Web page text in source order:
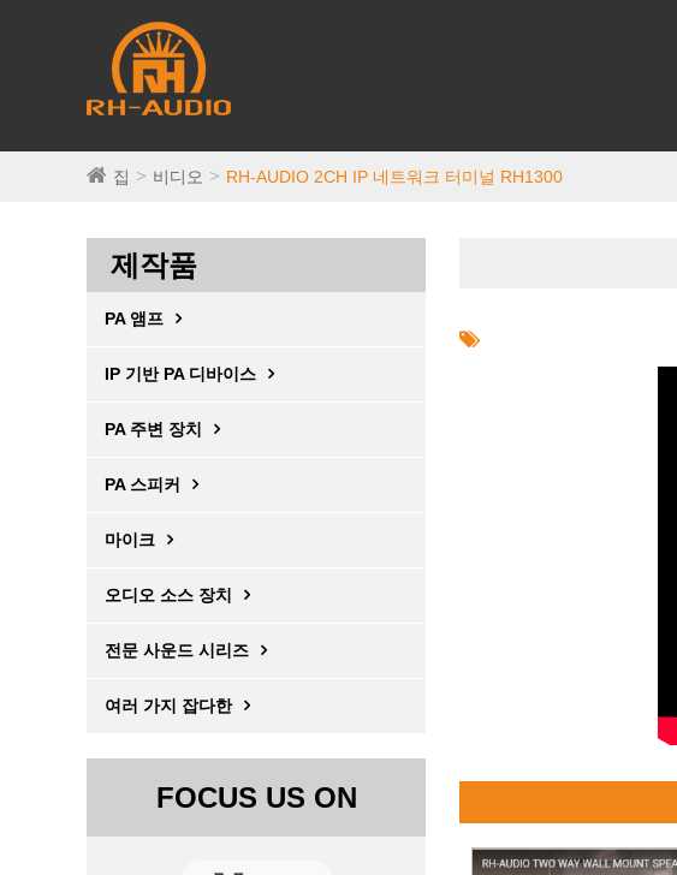
집 비디오 RH-AUDIO 2CH IP 네트워크 터미널 RH1300
제작품
PA 앰프
IP 기반 PA 디바이스
PA 주변 장치
PA 스피커
마이크
오디오 소스 장치
전문 사운드 시리즈
여러 가지 잡다한
FOCUS US ON